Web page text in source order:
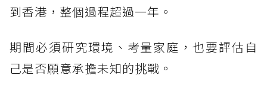
到香港，整個過程超過一年。
期間必須研究環境、考量家庭，也要評估自
己是否願意承擔未知的挑戰。